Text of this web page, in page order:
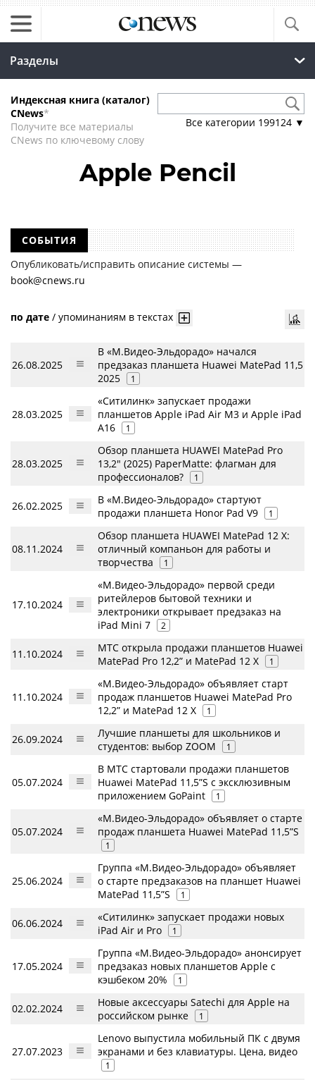
Разделы
Индексная книга (каталог)
CNews*
Получите все материалы
CNews по ключевому слову
Все категории 199124 ▼
Apple Pencil
СОБЫТИЯ
Опубликовать/исправить описание системы —
book@cnews.ru
по дате / упоминаниям в текстах
26.08.2025
В «М.Видео-Эльдорадо» начался
предзаказ планшета Huawei MatePad 11,5
2025
1
28.03.2025
«Ситилинк» запускает продажи
планшетов Apple iPad Air М3 и Apple iPad
A16
1
28.03.2025
Обзор планшета HUAWEI MatePad Pro
13,2" (2025) PaperMatte: флагман для
профессионалов?
1
26.02.2025
В «М.Видео-Эльдорадо» стартуют
продажи планшета Honor Pad V9
1
08.11.2024
Обзор планшета HUAWEI MatePad 12 X:
отличный компаньон для работы и
творчества
1
17.10.2024
«М.Видео-Эльдорадо» первой среди
ритейлеров бытовой техники и
электроники открывает предзаказ на
iPad Mini 7
2
11.10.2024
МТС открыла продажи планшетов Huawei
MatePad Pro 12,2” и MatePad 12 X
1
11.10.2024
«М.Видео-Эльдорадо» объявляет старт
продаж планшетов Huawei MatePad Pro
12,2” и MatePad 12 X
1
26.09.2024
Лучшие планшеты для школьников и
студентов: выбор ZOOM
1
05.07.2024
В МТС стартовали продажи планшетов
Huawei MatePad 11,5”S с эксклюзивным
приложением GoPaint
1
05.07.2024
«М.Видео-Эльдорадо» объявляет о старте
продаж планшета Huawei MatePad 11,5”S
1
25.06.2024
Группа «М.Видео-Эльдорадо» объявляет
о старте предзаказов на планшет Huawei
MatePad 11,5”S
1
06.06.2024
«Ситилинк» запускает продажи новых
iPad Air и Pro
1
17.05.2024
Группа «М.Видео-Эльдорадо» анонсирует
предзаказ новых планшетов Apple с
кэшбеком 20%
1
02.02.2024
Новые аксессуары Satechi для Apple на
российском рынке
1
27.07.2023
Lenovo выпустила мобильный ПК с двумя
экранами и без клавиатуры. Цена, видео
1